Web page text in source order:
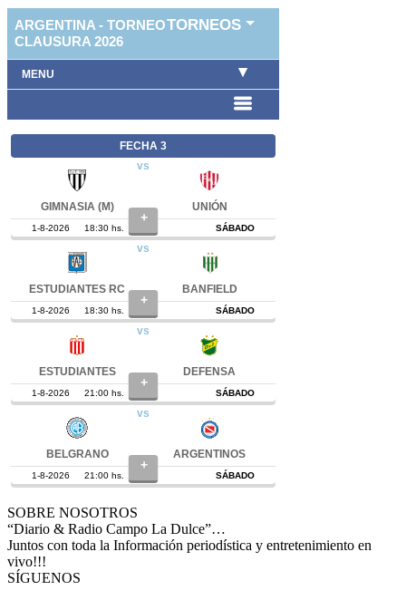
SOBRE NOSOTROS
“Diario & Radio Campo La Dulce”…
Juntos con toda la Información periodística y entretenimiento en
vivo!!!
SÍGUENOS